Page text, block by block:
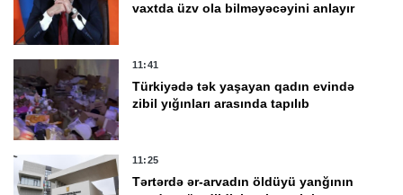
vaxtda üzv ola bilməyəcəyini anlayır
11:41
Türkiyədə tək yaşayan qadın evində
zibil yığınları arasında tapılıb
11:25
Tərtərdə ər-arvadın öldüyü yanğının